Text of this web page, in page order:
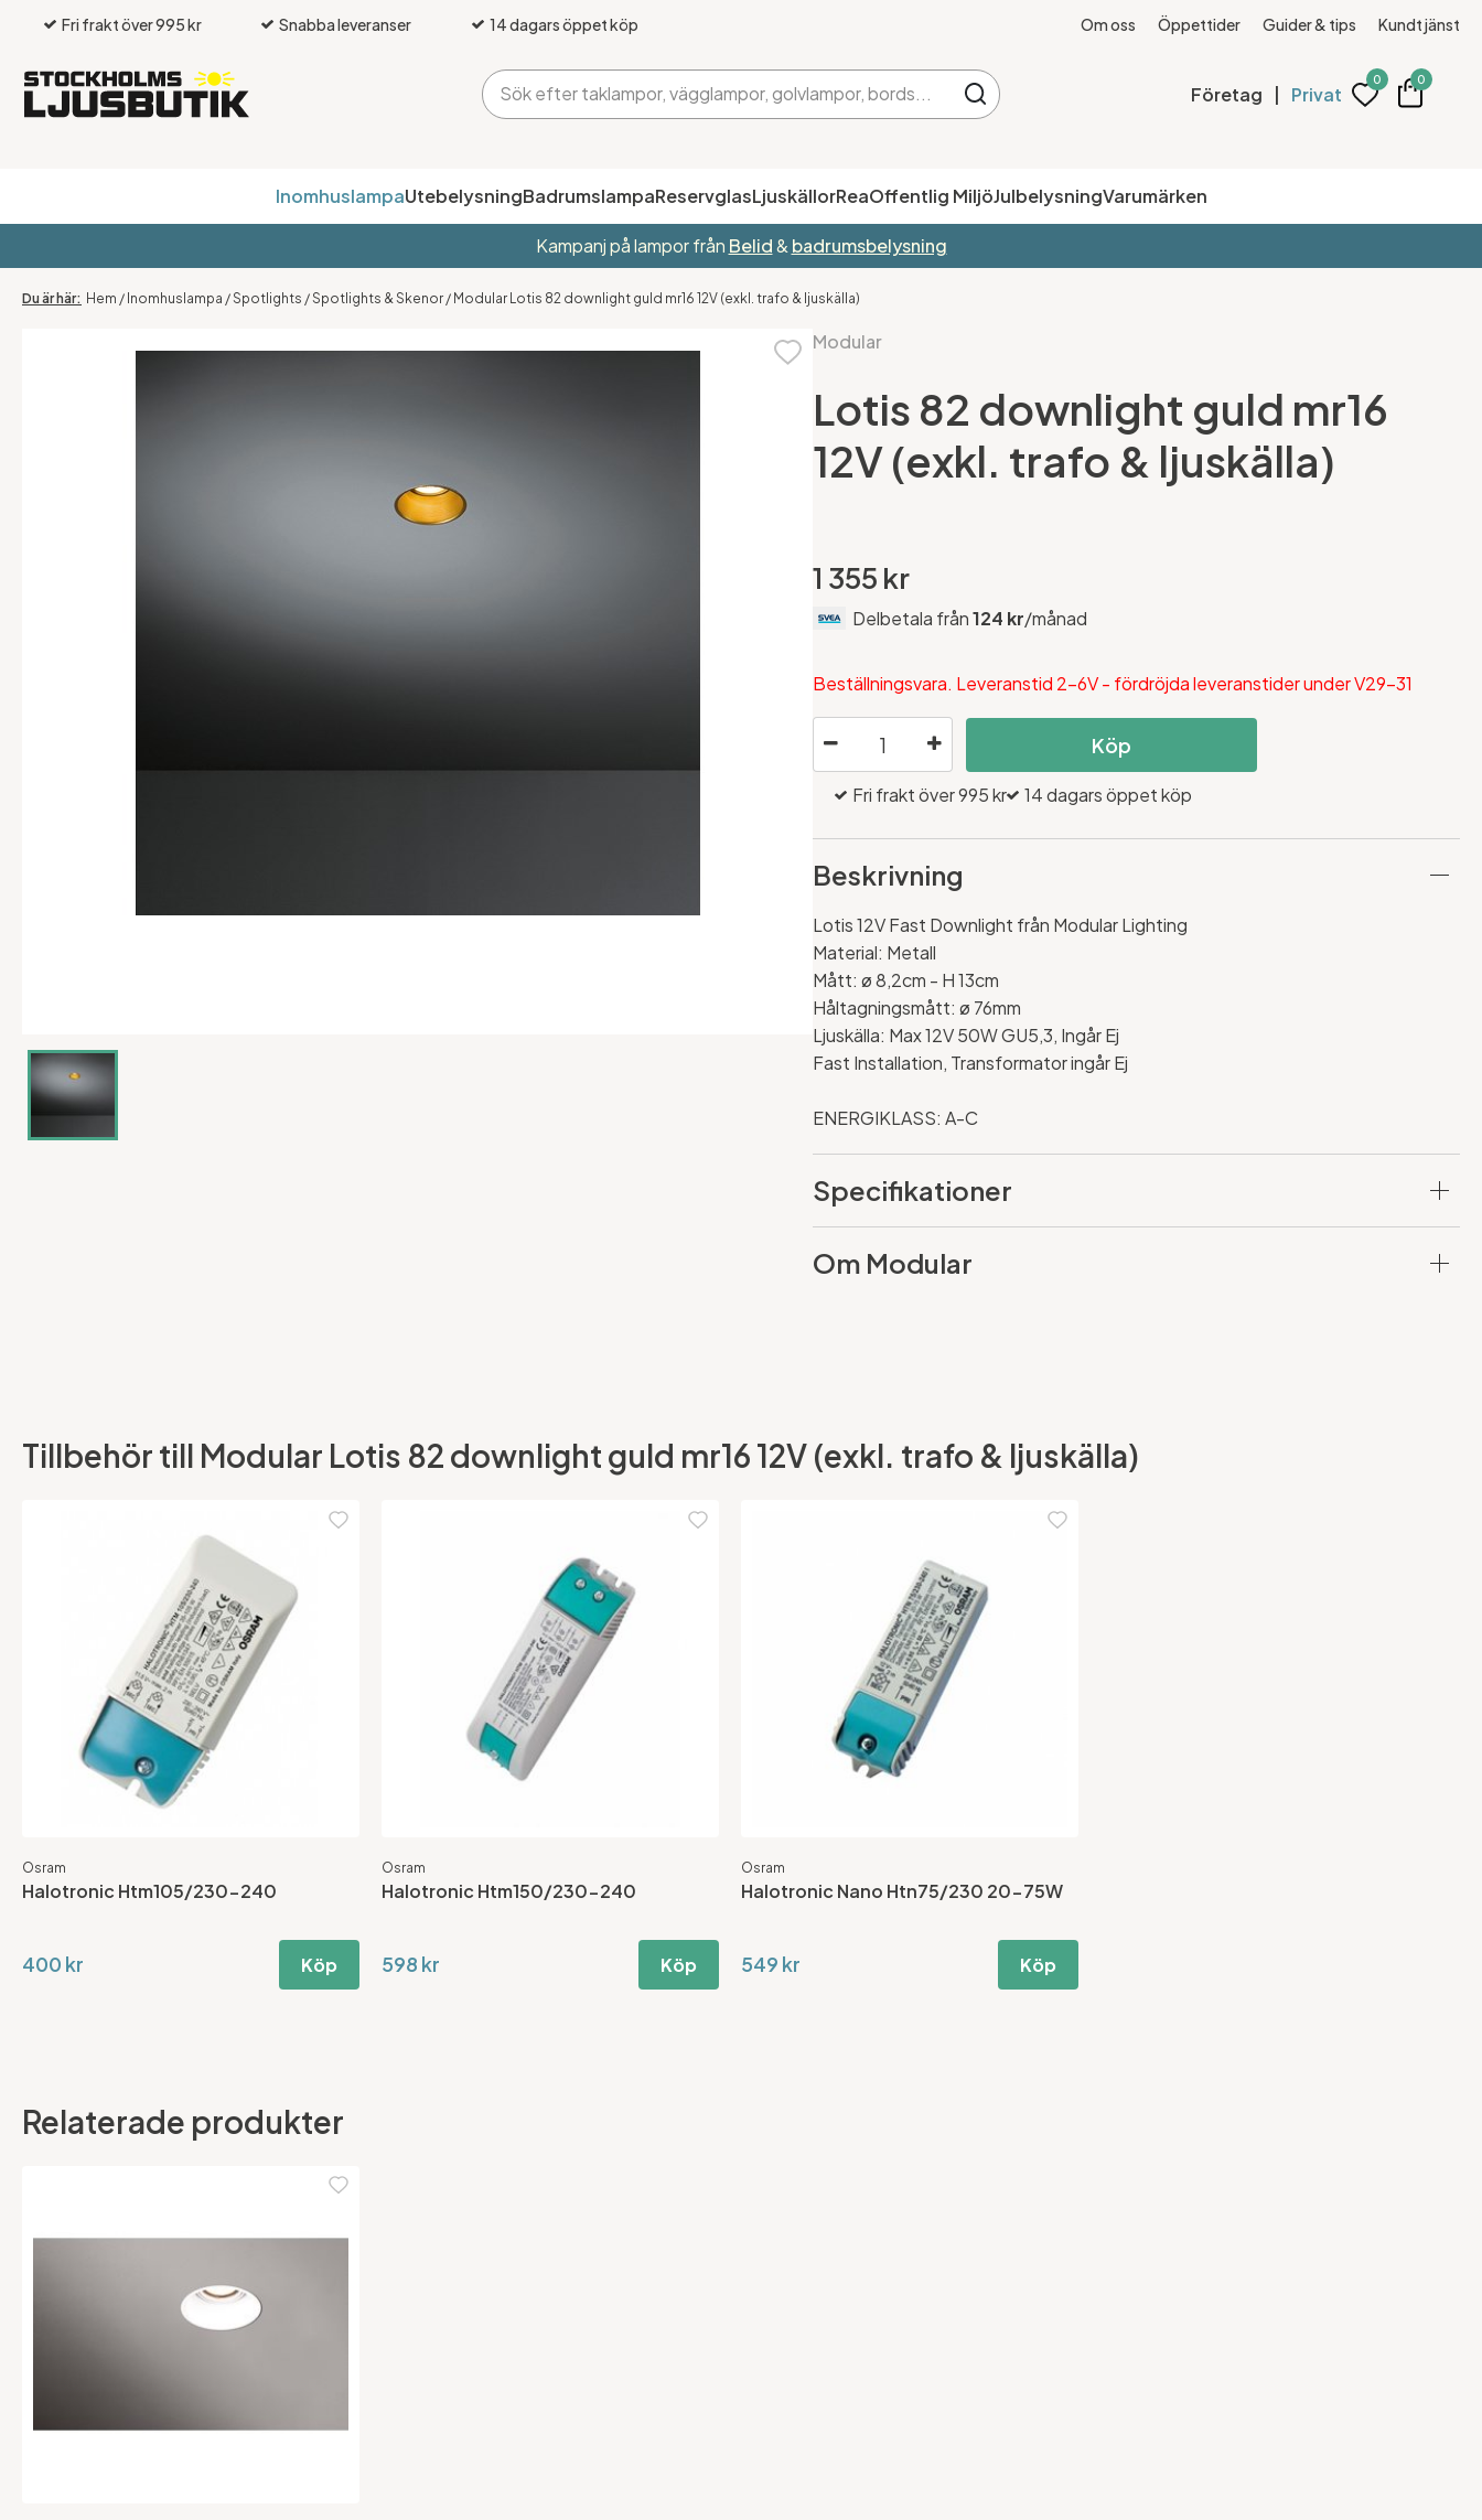
Fri frakt över 995 kr Snabba leveranser 14 dagars öppet köp Om oss Öppettider Guider & tips Kundtjänst
Företag | Privat
0 0
InomhuslampaUtebelysningBadrumslampaReservglasLjuskällorReaOffentlig MiljöJulbelysningVarumärken
Kampanj på lampor från Belid& badrumsbelysning
Hem / Inomhuslampa /Spotlights /Spotlights & Skenor / Modular Lotis 82 downlight guld mr16 12V (exkl. trafo & ljuskälla)
Modular
Lotis 82 downlight guld mr16
12V (exkl. trafo & ljuskälla)
1 355 kr
Delbetala från124 kr/månad
Beställningsvara. Leveranstid 2-6V - fördröjda leveranstider under V29-31
Köp
Fri frakt över 995 kr 14 dagars öppet köp
Beskrivning
Lotis 12V Fast Downlight från Modular Lighting
Material: Metall
Mått:ø 8,2cm - H 13cm
Håltagningsmått:ø 76mm
Ljuskälla: Max 12V 50W GU5,3, Ingår Ej
Fast Installation, Transformator ingår Ej
ENERGIKLASS: A-C
Specifikationer
Om Modular
Tillbehör till Modular Lotis 82 downlight guld mr16 12V (exkl. trafo & ljuskälla)
Osram
Halotronic Htm105/230-240
400 kr Köp
Osram
Halotronic Htm150/230-240
598 kr Köp
Osram
Halotronic Nano Htn75/230 20-75W
549 kr Köp
Relaterade produkter